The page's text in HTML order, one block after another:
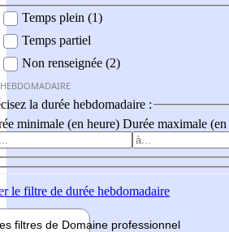
Temps plein (1)
Temps partiel
Non renseignée (2)
la durée hebdomadaire :
minimale (en heure) Durée maximale (en
le filtre de durée hebdomadaire
filtres de Domaine professionnel